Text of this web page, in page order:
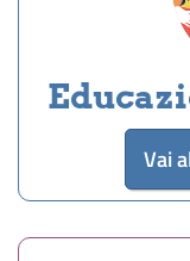
Vai